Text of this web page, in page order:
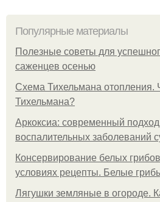
Популярные материалы
Полезные советы для
саженцев осенью
Схема Тихельмана отопления.
Тихельмана?
Аркоксиа: современный
воспалительных заболеваний
Консервирование белых
условиях рецепты. Белые
Лягушки земляные в огороде.